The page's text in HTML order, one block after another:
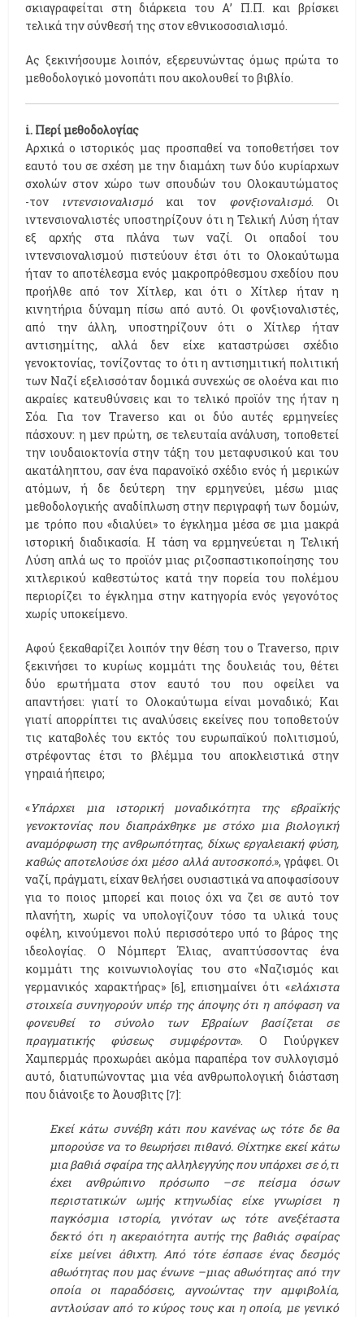
σκιαγραφείται στη διάρκεια του Α’ Π.Π. και βρίσκει
τελικά την σύνθεσή της στον εθνικοσοσιαλισμό.
Ας ξεκινήσουμε λοιπόν, εξερευνώντας όμως πρώτα το
μεθοδολογικό μονοπάτι που ακολουθεί το βιβλίο.
i. Περί μεθοδολογίας
Αρχικά ο ιστορικός μας προσπαθεί να τοποθετήσει τον
εαυτό του σε σχέση με την διαμάχη των δύο κυρίαρχων
σχολών στον χώρο των σπουδών του Ολοκαυτώματος
-τον ιντενσιοναλισμόκαι τον φονξιοναλισμό. Οι
ιντενσιοναλιστές υποστηρίζουν ότι η Τελική Λύση ήταν
εξ αρχής στα πλάνα των ναζί. Οι οπαδοί του
ιντενσιοναλισμού πιστεύουν έτσι ότι το Ολοκαύτωμα
ήταν το αποτέλεσμα ενός μακροπρόθεσμου σχεδίου που
προήλθε από τον Χίτλερ, και ότι ο Χίτλερ ήταν η
κινητήρια δύναμη πίσω από αυτό. Οι φονξιοναλιστές,
από την άλλη, υποστηρίζουν ότι ο Χίτλερ ήταν
αντισημίτης, αλλά δεν είχε καταστρώσει σχέδιο
γενοκτονίας, τονίζοντας το ότι η αντισημιτική πολιτική
των Ναζί εξελισσόταν δομικά συνεχώς σε ολοένα και πιο
ακραίες κατευθύνσεις και το τελικό προϊόν της ήταν η
Σόα. Για τον Traverso και οι δύο αυτές ερμηνείες
πάσχουν: η μεν πρώτη, σε τελευταία ανάλυση, τοποθετεί
την ιουδαιοκτονία στην τάξη του μεταφυσικού και του
ακατάληπτου, σαν ένα παρανοϊκό σχέδιο ενός ή μερικών
ατόμων, ή δε δεύτερη την ερμηνεύει, μέσω μιας
μεθοδολογικής αναδίπλωση στην περιγραφή των δομών,
με τρόπο που «διαλύει» το έγκλημα μέσα σε μια μακρά
ιστορική διαδικασία. Η τάση να ερμηνεύεται η Τελική
Λύση απλά ως το προϊόν μιας ριζοσπαστικοποίησης του
χιτλερικού καθεστώτος κατά την πορεία του πολέμου
περιορίζει το έγκλημα στην κατηγορία ενός γεγονότος
χωρίς υποκείμενο.
Αφού ξεκαθαρίζει λοιπόν την θέση του ο Traverso, πριν
ξεκινήσει το κυρίως κομμάτι της δουλειάς του, θέτει
δύο ερωτήματα στον εαυτό του που οφείλει να
απαντήσει: γιατί το Ολοκαύτωμα είναι μοναδικό; Και
γιατί απορρίπτει τις αναλύσεις εκείνες που τοποθετούν
τις καταβολές του εκτός του ευρωπαϊκού πολιτισμού,
στρέφοντας έτσι το βλέμμα του αποκλειστικά στην
γηραιά ήπειρο;
«Υπάρχει μια ιστορική μοναδικότητα της εβραϊκής
γενοκτονίας που διαπράχθηκε με στόχο μια βιολογική
αναμόρφωση της ανθρωπότητας, δίχως εργαλειακή φύση,
καθώς αποτελούσε όχι μέσο αλλά αυτοσκοπό.», γράφει. Οι
ναζί, πράγματι, είχαν θελήσει ουσιαστικά να αποφασίσουν
για το ποιος μπορεί και ποιος όχι να ζει σε αυτό τον
πλανήτη, χωρίς να υπολογίζουν τόσο τα υλικά τους
οφέλη, κινούμενοι πολύ περισσότερο υπό το βάρος της
ιδεολογίας. Ο Νόμπερτ Έλιας, αναπτύσσοντας ένα
κομμάτι της κοινωνιολογίας του στο «Ναζισμός και
γερμανικός χαρακτήρας»[6], επισημαίνει ότι «ελάχιστα
στοιχεία συνηγορούν υπέρ της άποψης ότι η απόφαση να
φονευθεί το σύνολο των Εβραίων βασίζεται σε
πραγματικής φύσεως συμφέροντα». Ο Γιούργκεν
Χαμπερμάς προχωράει ακόμα παραπέρα τον συλλογισμό
αυτό, διατυπώνοντας μια νέα ανθρωπολογική διάσταση
που διάνοιξε το Άουσβιτς [7]:
Εκεί κάτω συνέβη κάτι που κανένας ως τότε δε θα
μπορούσε να το θεωρήσει πιθανό. Θίχτηκε εκεί κάτω
μια βαθιά σφαίρα της αλληλεγγύης που υπάρχει σε ό,τι
έχει ανθρώπινο πρόσωπο –σε πείσμα όσων
περιστατικών ωμής κτηνωδίας είχε γνωρίσει η
παγκόσμια ιστορία, γινόταν ως τότε ανεξέταστα
δεκτό ότι η ακεραιότητα αυτής της βαθιάς σφαίρας
είχε μείνει άθιχτη. Από τότε έσπασε ένας δεσμός
αθωότητας που μας ένωνε –μιας αθωότητας από την
οποία οι παραδόσεις, αγνοώντας την αμφιβολία,
αντλούσαν από το κύρος τους και η οποία, με γενικό